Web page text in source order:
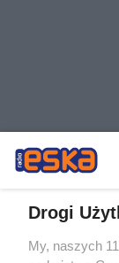
Drogi
My, naszych